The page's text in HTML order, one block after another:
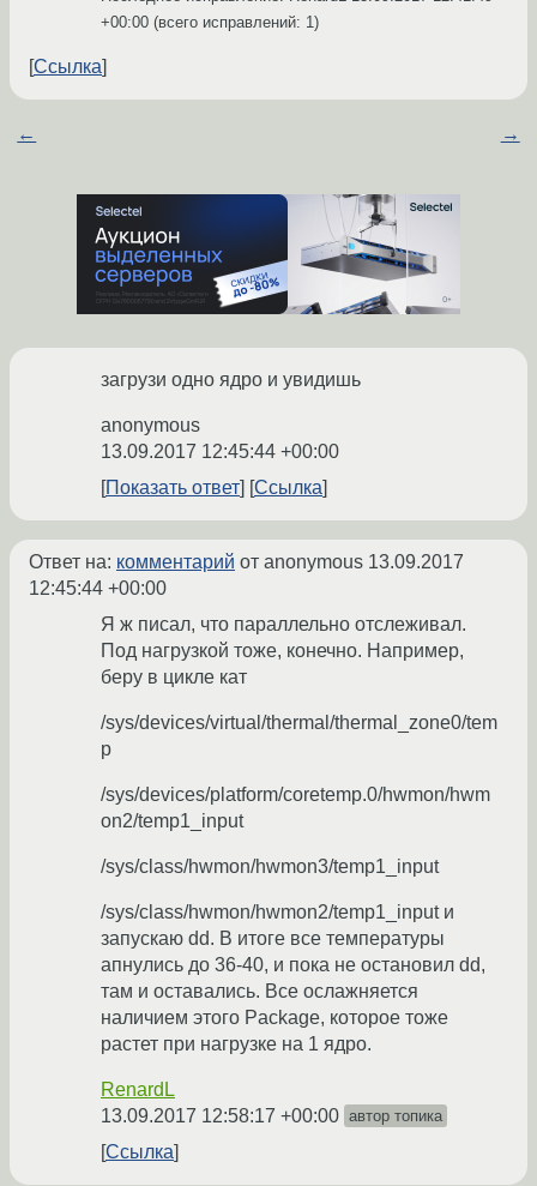
+00:00 (всего исправлений: 1)
Ссылка
← →
загрузи одно ядро и увидишь
anonymous
13.09.2017 12:45:44 +00:00
Показать ответ
Ссылка
Ответ на: комментарий от anonymous 13.09.2017
12:45:44 +00:00
Я ж писал, что параллельно отслеживал.
Под нагрузкой тоже, конечно. Например,
беру в цикле кат
/sys/devices/virtual/thermal/thermal_zone0/tem
p
/sys/devices/platform/coretemp.0/hwmon/hwm
on2/temp1_input
/sys/class/hwmon/hwmon3/temp1_input
/sys/class/hwmon/hwmon2/temp1_input и
запускаю dd. В итоге все температуры
апнулись до 36-40, и пока не остановил dd,
там и оставались. Все ослажняется
наличием этого Package, которое тоже
растет при нагрузке на 1 ядро.
RenardL
13.09.2017 12:58:17 +00:00 автор топика
Ссылка